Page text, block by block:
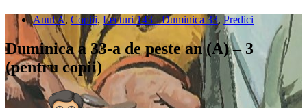
Anul A, Copiii, Lecturi 143 - Duminica 33, Predici
Duminica a 33-a de peste an (A) – 3
(pentru copii)